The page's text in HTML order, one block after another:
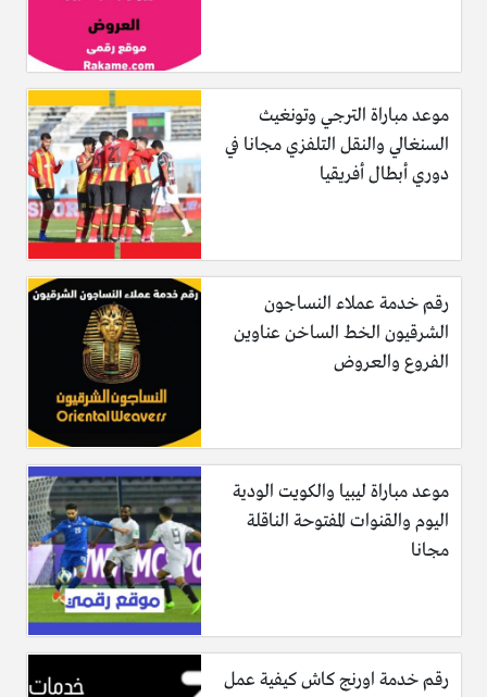
موعد مباراة الترجي وتونغيث
السنغالي والنقل التلفزي مجانا في
دوري أبطال أفريقيا
رقم خدمة عملاء النساجون
الشرقيون الخط الساخن عناوين
الفروع والعروض
موعد مباراة ليبيا والكويت الودية
اليوم والقنوات المفتوحة الناقلة
مجانا
رقم خدمة اورنج كاش كيفية عمل